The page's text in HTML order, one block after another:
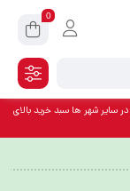
0
در شهر گلبهار و در سایر شهر ها سبد خرید بالای